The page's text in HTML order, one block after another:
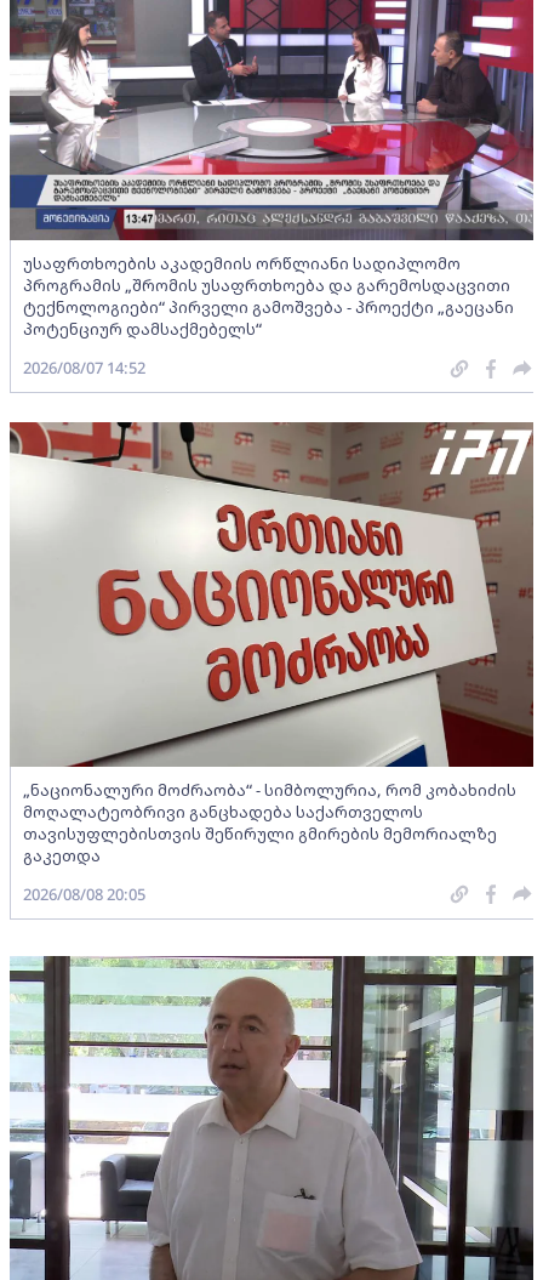
უსაფრთხოების აკადემიის ორწლიანი სადიპლომო
პროგრამის „შრომის უსაფრთხოება და გარემოსდაცვითი
ტექნოლოგიები“ პირველი გამოშვება - პროექტი „გაეცანი
პოტენციურ დამსაქმებელს“
2026/08/07 14:52
„ნაციონალური მოძრაობა“ - სიმბოლურია, რომ კობახიძის
მოღალატეობრივი განცხადება საქართველოს
თავისუფლებისთვის შეწირული გმირების მემორიალზე
გაკეთდა
2026/08/08 20:05